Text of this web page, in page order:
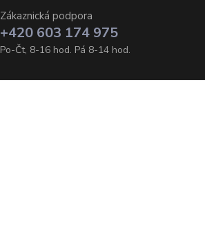
Zákaznická podpora
+420 603 174 975
Po-Čt, 8-16 hod. Pá 8-14 hod.